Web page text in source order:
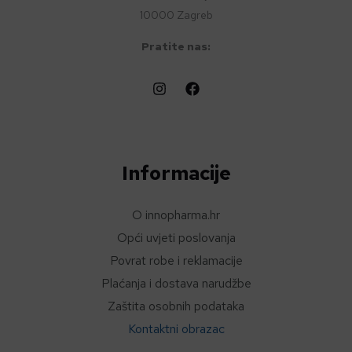
10000 Zagreb
Pratite nas:
Informacije
O innopharma.hr
Opći uvjeti poslovanja
Povrat robe i reklamacije
Plaćanja i dostava narudžbe
Zaštita osobnih podataka
Kontaktni obrazac